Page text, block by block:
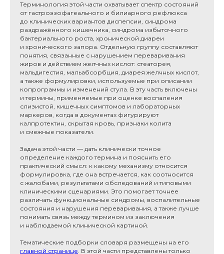
Терминология этой части охватывает спектр состояний
от гастроэзофагеального и билиарного рефлюкса
до клинических вариантов диспепсии, синдрома
раздражённого кишечника, синдрома избыточного
бактериального роста, хронической диареи
и хронического запора. Отдельную группу составляют
понятия, связанные с нарушением переваривания
жиров и действием желчных кислот: стеаторея,
мальдигестия, мальабсорбция, диарея желчных кислот,
а также формулировки, используемые при описании
копрограммы и изменений стула. В эту часть включены
и термины, применяемые при оценке воспаления
слизистой, кишечных симптомов и лабораторных
маркеров, когда в документах фигурируют
калпротектин, скрытая кровь, признаки колита
и смежные показатели.
Задача этой части — дать клинически точное
определение каждого термина и пояснить его
практический смысл: к какому механизму относится
формулировка, где она встречается, как соотносится
с жалобами, результатами обследований и типовыми
клиническими сценариями. Это помогает точнее
различать функциональные синдромы, воспалительные
состояния и нарушения переваривания, а также лучше
понимать связь между термином из заключения
и наблюдаемой клинической картиной.
Тематические подборки словаря размещены на его
главной странице. В этой части представлены только